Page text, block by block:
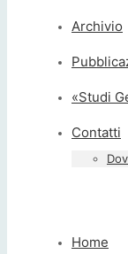
Archivio
«Studi
Contatti
Home